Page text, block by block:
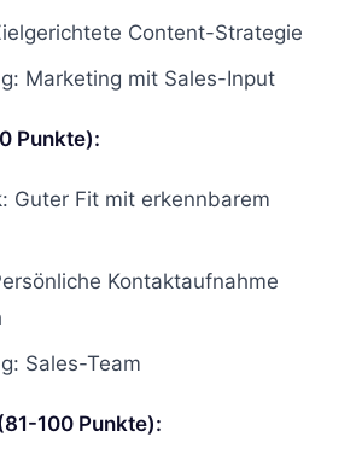
Content-Strategie
Marketing mit Sales-Input
Punkte):
Guter Fit mit erkennbarem
Kontaktaufnahme
Sales-Team
100 Punkte):